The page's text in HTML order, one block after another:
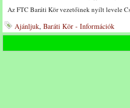
Az FTC Baráti Kör vezetőinek nyílt levele
Ajánljuk, Baráti Kör - Információk